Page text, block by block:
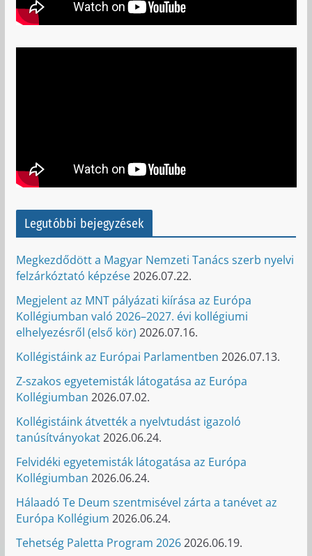
Legutóbbi bejegyzések
Megkezdődött a Magyar Nemzeti Tanács szerb nyelvi
felzárkóztató képzése2026.07.22.
Megjelent az MNT pályázati kiírása az Európa
Kollégiumban való 2026–2027. évi kollégiumi
elhelyezésről (első kör) 2026.07.16.
Kollégistáink az Európai Parlamentben 2026.07.13.
Z-szakos egyetemisták látogatása az Európa
Kollégiumban 2026.07.02.
Kollégistáink átvették a nyelvtudást igazoló
tanúsítványokat2026.06.24.
Felvidéki egyetemisták látogatása az Európa
Kollégiumban 2026.06.24.
Hálaadó Te Deum szentmisével zárta a tanévet az
Európa Kollégium 2026.06.24.
Tehetség Paletta Program 20262026.06.19.